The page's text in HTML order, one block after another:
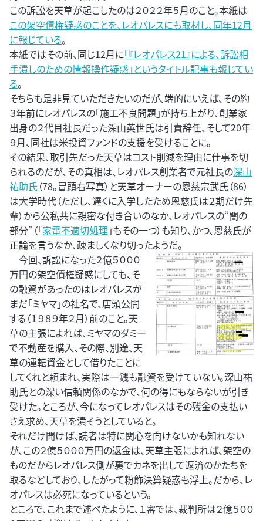
この訴訟を天草が起こしたのは２０２２年５月のこと。本紙は
この架空債権疑惑のことを、レオパレスにも取材し、同年12月
に報じている。
本紙ではその前、同じ12月に「『レオパレス21』による、訴訟相
手潰しのための情報操作疑惑」というタイトル記事も報じてい
る。
そちらも是非見ていただきたいのだが、端的にいえば、その約
３年前にレオパレスの「施工不良問題」が持ち上がり、創業家
出身の２代目社長だった深山英世氏は引責辞任、そして20年
９月、同社は米投資ファンドの支援を受けることに。
その結果、取引先だった天草はコスト削減を理由に仕事を切
られるのだが、その真相は、レオパレス創業者で元社長の深山
祐助氏（78。冒頭右写真）と天草オーナーの恩慈宗武氏（86）
は大学時代（ただし、遅くに入学したため恩慈氏は２期だけ先
輩）から公私共に親密な付き合いのなか、レオパレスの“闇の
部分”（「家電不適切処理 」もその一つ）も知り、かつ、恩慈氏が
正論を言うなか、疎ましくなり切ったようだ。
今回、訴訟になった２億５０００
万円の架空債権疑惑にしても、そ
の融資があったのはレオパレスが
まだ「ミヤマ」の社名で、店頭公開
する（１９８９年２月）前のこと。天
草の主張によれば、ミヤマのダミー
で不動産を購入、その際、別途、天
草の運転資金として借りたことに
してくれと頼まれ、実際は一銭も融資を受けていない。深山祐
助氏との深い信頼関係のなかで、何の得にもならないが引き
受けた。ところが、今になってレオパレスはその残金の支払い
さえ求め、天草を潰そうとしていると。
それだけ聞けば、読者は特に関心を向けないかも知れない
が、この２億５０００万円の返金は、天草主張によれば、架空の
ものだからレオパレス側が裏でカネを出して返済のかたちを
取るなどしており、したがって粉飾決算疑惑も浮上。だから、レ
オパレスは必死になっているという。
ところで、これまで述べたように、１審では、裁判所は２億５００